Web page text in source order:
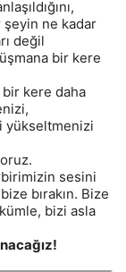
şeyin ne kadar
değil
bir kere
kere daha
yükseltmenizi
sesini
bırakın. Bize
bizi asla